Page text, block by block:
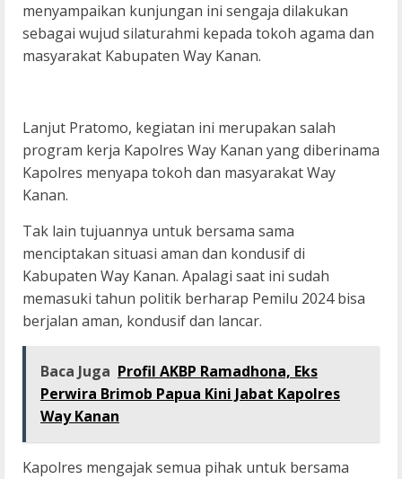
menyampaikan kunjungan ini sengaja dilakukan
sebagai wujud silaturahmi kepada tokoh agama dan
masyarakat Kabupaten Way Kanan.
Lanjut Pratomo, kegiatan ini merupakan salah
program kerja Kapolres Way Kanan yang diberinama
Kapolres menyapa tokoh dan masyarakat Way
Kanan.
Tak lain tujuannya untuk bersama sama
menciptakan situasi aman dan kondusif di
Kabupaten Way Kanan. Apalagi saat ini sudah
memasuki tahun politik berharap Pemilu 2024 bisa
berjalan aman, kondusif dan lancar.
Baca Juga Profil AKBP Ramadhona, Eks
Perwira Brimob Papua Kini Jabat Kapolres
Way Kanan
Kapolres mengajak semua pihak untuk bersama